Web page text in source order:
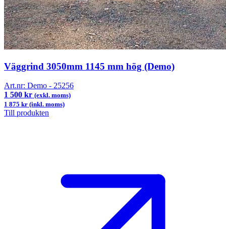
Väggrind 3050mm 1145 mm hög (Demo)
Art.nr: Demo - 25256
1 500 kr (exkl. moms)
1 875 kr (inkl. moms)
Till produkten